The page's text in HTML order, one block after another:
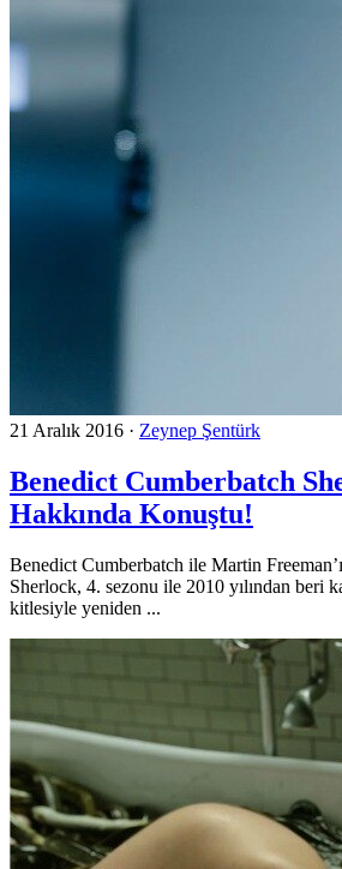
21 Aralık 2016 · Zeynep Şentürk
Benedict Cumberbatch
Hakkında Konuştu!
Benedict Cumberbatch ile Martin
Sherlock, 4. sezonu ile 2010 yılından beri
kitlesiyle yeniden ...